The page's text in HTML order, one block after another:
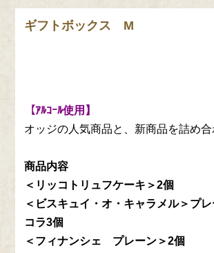
ギフトボックス M
【ｱﾙｺｰﾙ使用】
オッジの人気商品と、新商品を詰め合
商品内容
＜リッコトリュフケーキ＞2個
＜ビスキュイ・オ・キャラメル＞プ
コラ3個
＜フィナンシェ プレーン＞2個